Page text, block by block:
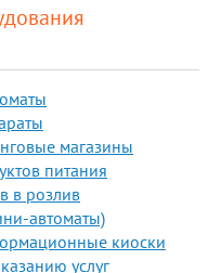
магазины
питания
в розлив
автоматы)
киоски
услуг